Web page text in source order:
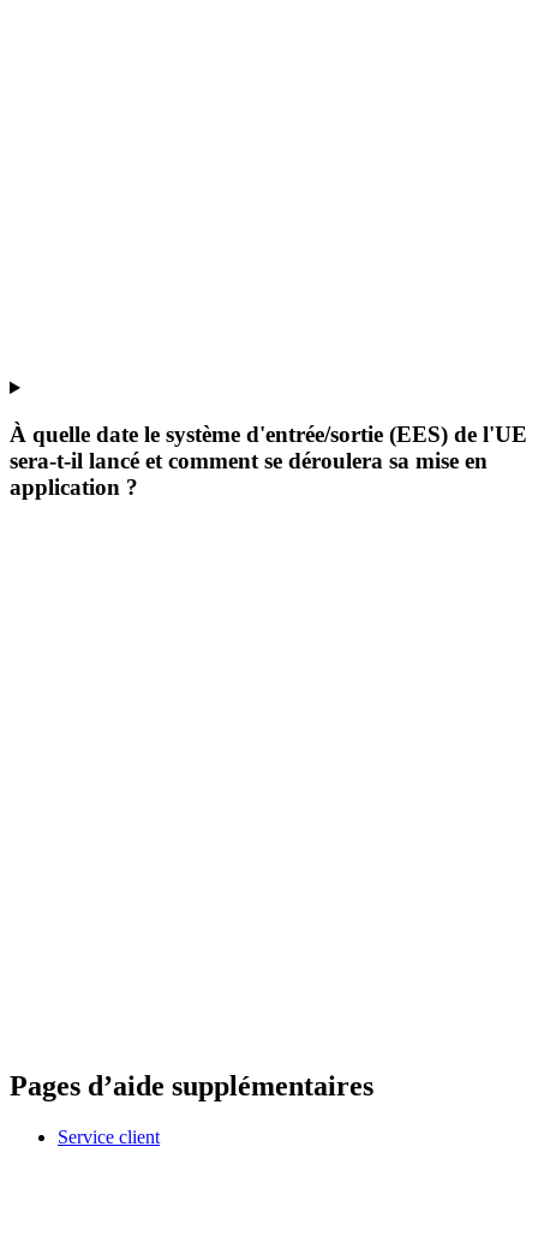
À quelle date le système d'entrée/sortie (EES) de l'UE
sera-t-il lancé et comment se déroulera sa mise en
application ?
Pages d’aide supplémentaires
Service client